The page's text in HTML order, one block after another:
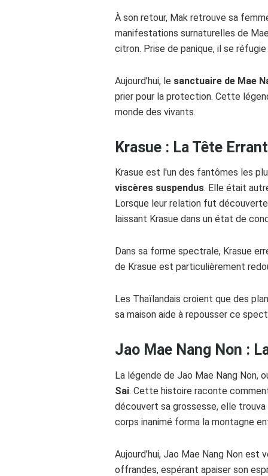
À son retour, Mak retrouve sa
manifestations surnaturelles de Mae
citron. Prise de panique, il se
Aujourd’hui, le sanctuaire de Mae
prier pour la protection. Cette
monde des vivants.
Krasue : La Tête
Krasue est l'un des fantômes les
viscères suspendus. Elle était
Lorsque leur relation fut
laissant Krasue dans un état de
Dans sa forme spectrale, Krasue
de Krasue est particulièrement
Les Thaïlandais croient que des
sa maison aide à repousser ce
Jao Mae Nang Non :
La légende de Jao Mae Nang Non,
Sai. Cette histoire raconte
découvert sa grossesse, elle
corps inanimé forma la montagne
Aujourd’hui, Jao Mae Nang Non est
offrandes, espérant apaiser son